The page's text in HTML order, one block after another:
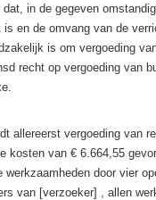
in de gegeven
en de omvang van de
is om vergoeding
recht op vergoeding van
allereerst vergoeding van
kosten van € 6.664,55
werkzaamheden door vier
van [verzoeker] , allen